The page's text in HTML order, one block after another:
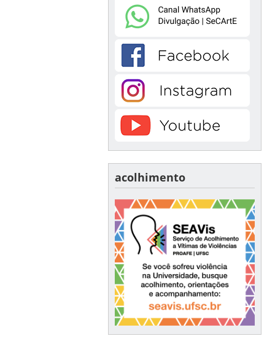
acolhimento